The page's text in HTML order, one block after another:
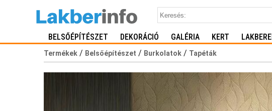
BELSŐÉPÍTÉSZET DEKORÁCIÓ GALÉRIA KERT
Termékek / Belsőépítészet / Burkolatok / Tapéták